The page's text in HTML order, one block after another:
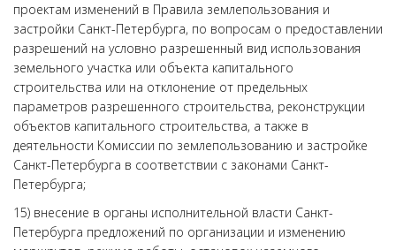
проектам изменений в Правила землепользования и
застройки Санкт-Петербурга, по вопросам о предоставлении
разрешений на условно разрешенный вид использования
земельного участка или объекта капитального
строительства или на отклонение от предельных
параметров разрешенного строительства, реконструкции
объектов капитального строительства, а также в
деятельности Комиссии по землепользованию и застройке
Санкт-Петербурга в соответствии с законами Санкт-
Петербурга;
15) внесение в органы исполнительной власти Санкт-
Петербурга предложений по организации и изменению